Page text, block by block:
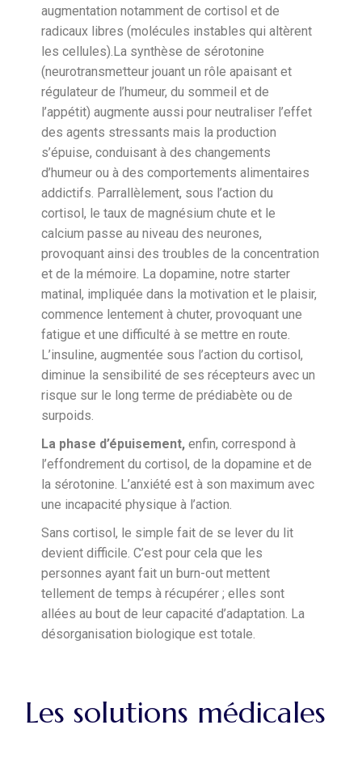
augmentation notamment de cortisol et de
radicaux libres (molécules instables qui altèrent
les cellules).La synthèse de sérotonine
(neurotransmetteur jouant un rôle apaisant et
régulateur de l’humeur, du sommeil et de
l’appétit) augmente aussi pour neutraliser l’effet
des agents stressants mais la production
s’épuise, conduisant à des changements
d’humeur ou à des comportements alimentaires
addictifs. Parrallèlement, sous l’action du
cortisol, le taux de magnésium chute et le
calcium passe au niveau des neurones,
provoquant ainsi des troubles de la concentration
et de la mémoire. La dopamine, notre starter
matinal, impliquée dans la motivation et le plaisir,
commence lentement à chuter, provoquant une
fatigue et une difficulté à se mettre en route.
L’insuline, augmentée sous l’action du cortisol,
diminue la sensibilité de ses récepteurs avec un
risque sur le long terme de prédiabète ou de
surpoids.
La phase d’épuisement, enfin, correspond à
l’effondrement du cortisol, de la dopamine et de
la sérotonine. L’anxiété est à son maximum avec
une incapacité physique à l’action.
Sans cortisol, le simple fait de se lever du lit
devient difficile. C’est pour cela que les
personnes ayant fait un burn-out mettent
tellement de temps à récupérer ; elles sont
allées au bout de leur capacité d’adaptation. La
désorganisation biologique est totale.
Les solutions médicales